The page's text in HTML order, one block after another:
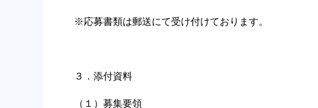
※応募書類は郵送にて受け付けております。
３．添付資料
（１）募集要領